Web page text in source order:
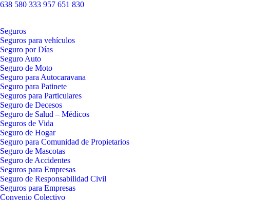
638 580 333 957 651 830
Seguros
Seguros para vehículos
Seguro por Días
Seguro Auto
Seguro de Moto
Seguro para Autocaravana
Seguro para Patinete
Seguros para Particulares
Seguro de Decesos
Seguro de Salud – Médicos
Seguros de Vida
Seguro de Hogar
Seguro para Comunidad de Propietarios
Seguro de Mascotas
Seguro de Accidentes
Seguros para Empresas
Seguro de Responsabilidad Civil
Seguros para Empresas
Convenio Colectivo